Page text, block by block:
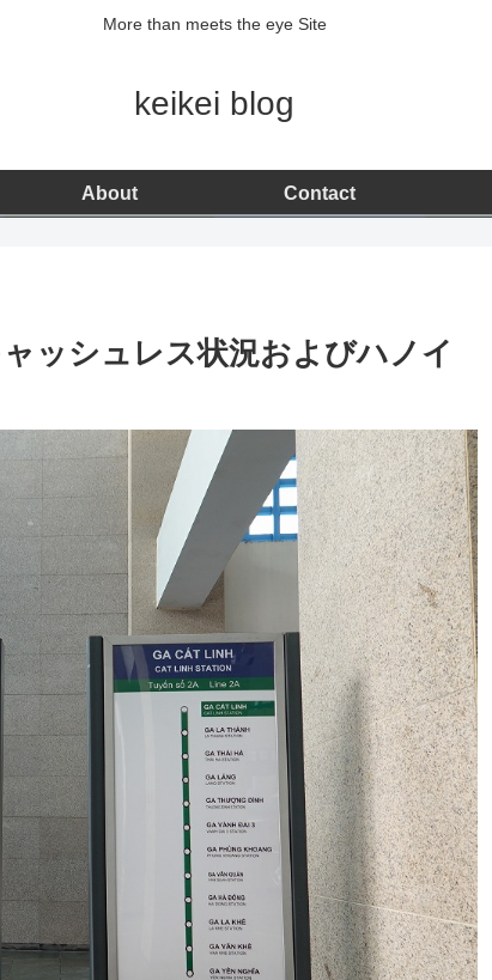
More than meets the eye Site
keikei blog
About Contact
ッシュレス状況およびハノイ